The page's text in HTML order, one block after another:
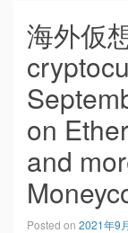
海外仮
on
and
Posted on 2021年9